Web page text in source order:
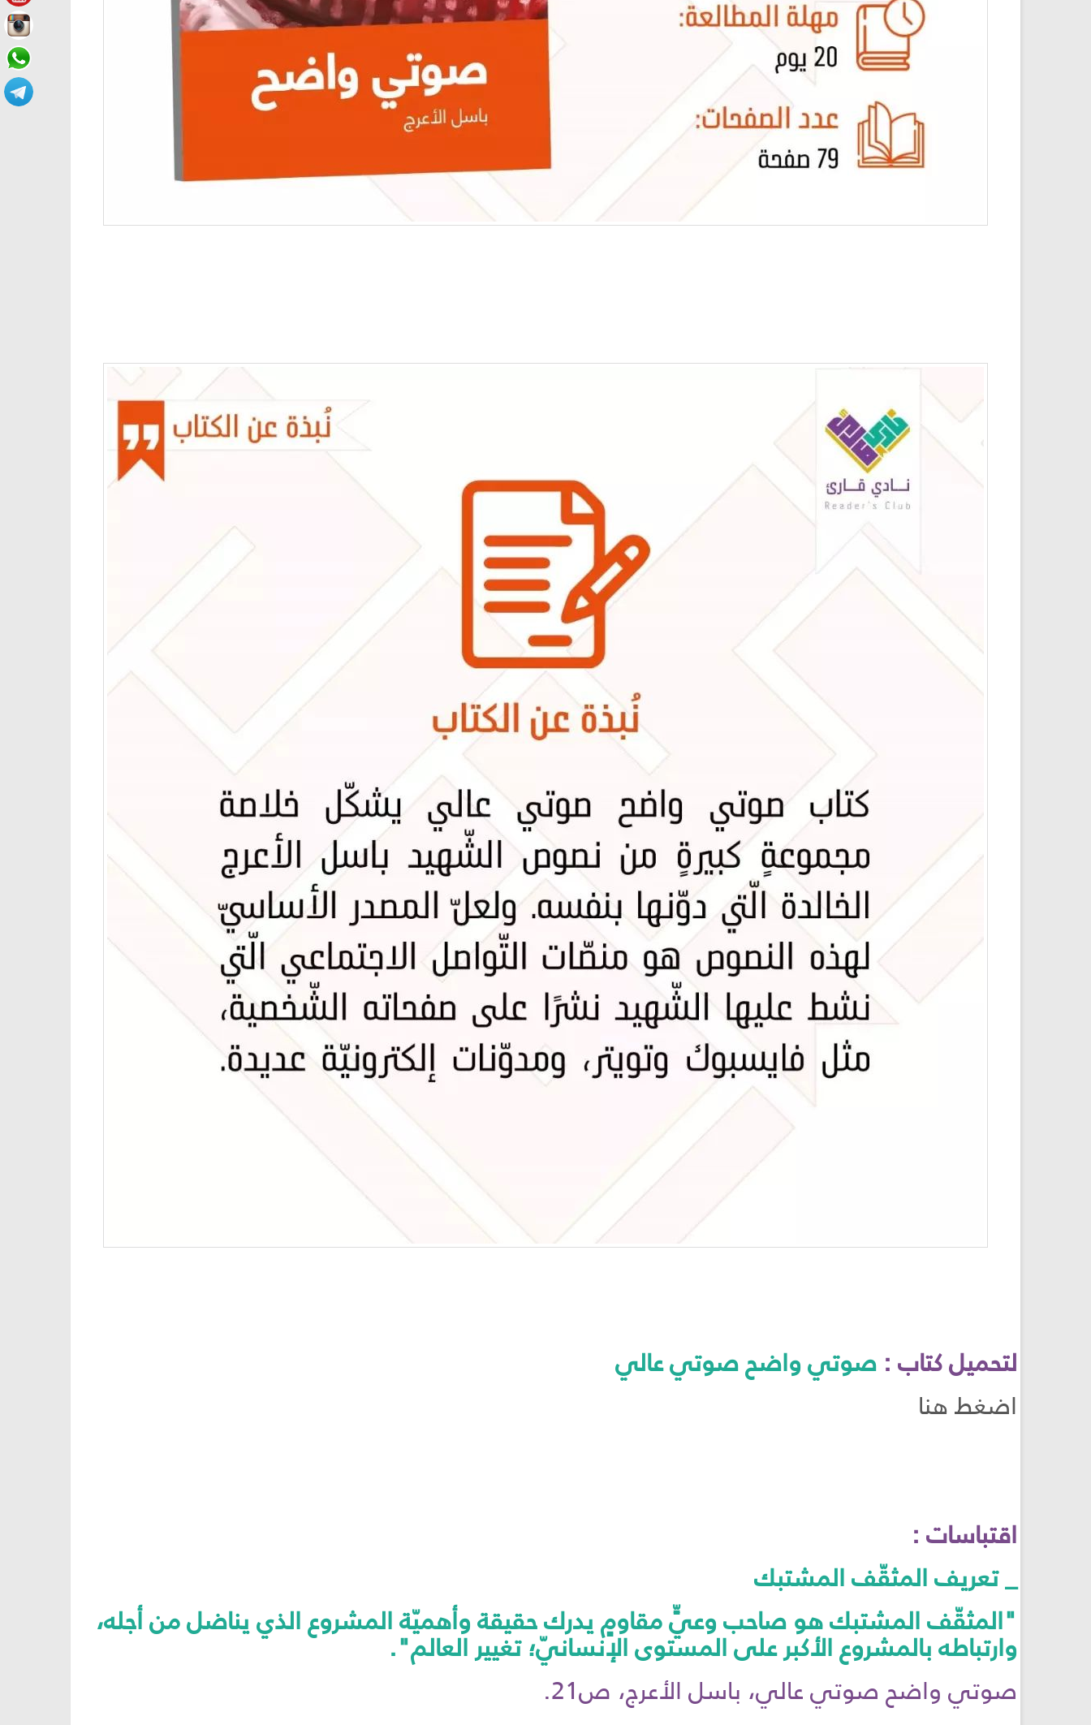
لتحميل كتاب : صوتي واضح صوتي عالي
اضغط هنا
اقتباسات :
_ تعريف المثقّف المشتبك
"المثقّف المشتبك هو صاحب وعيٍّ مقاومٍ يدرك حقيقة وأهميّة المشروع الذي يناضل من أجله،
وارتباطه بالمشروع الأكبر على المستوى الإنسانيّ؛ تغيير العالم".
صوتي واضح صوتي عالي، باسل الأعرج، ص21.